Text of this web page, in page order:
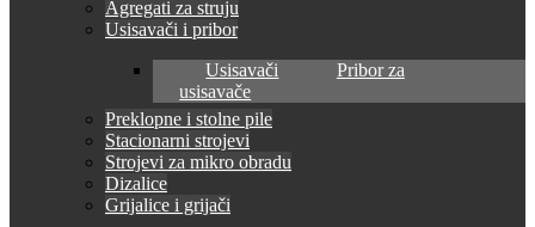
Agregati za struju
Usisavači i pribor
Usisavači
Pribor za
usisavače
Preklopne i stolne pile
Stacionarni strojevi
Strojevi za mikro obradu
Dizalice
Grijalice i grijači